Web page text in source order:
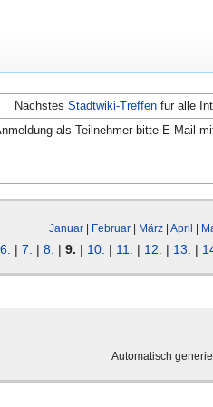
Nächstes Stadtwiki-Treffen für alle
als Teilnehmer bitte E-Mail
Januar | Februar | März | April |
6. | 7. | 8. | 9. | 10. | 11. | 12. | 13. |
Automatisch